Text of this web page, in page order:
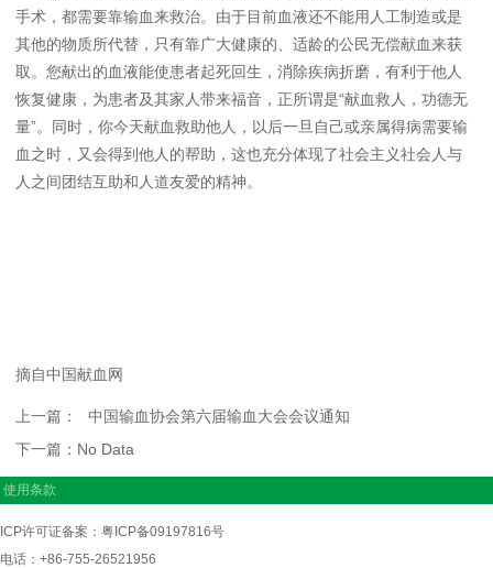
手术，都需要靠输血来救治。由于目前血液还不能用人工制造或是
其他的物质所代替，只有靠广大健康的、适龄的公民无偿献血来获
取。您献出的血液能使患者起死回生，消除疾病折磨，有利于他人
恢复健康，为患者及其家人带来福音，正所谓是“献血救人，功德无
量”。同时，你今天献血救助他人，以后一旦自己或亲属得病需要输
血之时，又会得到他人的帮助，这也充分体现了社会主义社会人与
人之间团结互助和人道友爱的精神。
摘自中国献血网
上一篇：
中国输血协会第六届输血大会会议通知
下一篇： No Data
使用条款
ICP许可证备案：粤ICP备09197816号
电话：+86-755-26521956